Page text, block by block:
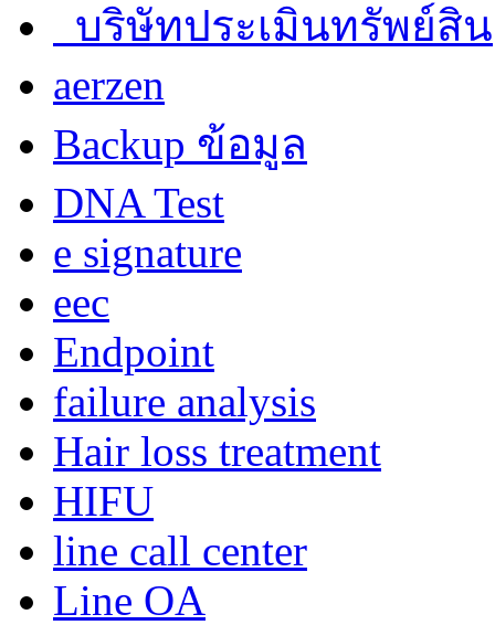
บริษัทประเมินทรัพย์สิน
aerzen
Backup ข้อมูล
DNA Test
e signature
eec
Endpoint
failure analysis
Hair loss treatment
HIFU
line call center
Line OA